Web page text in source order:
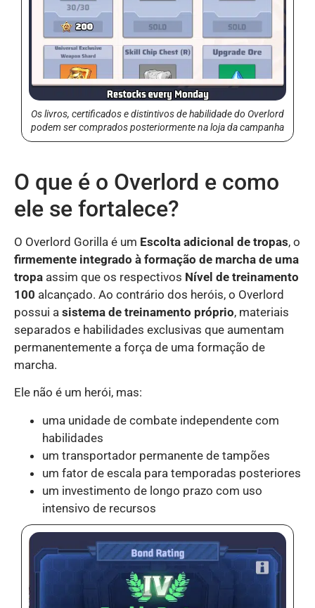
Os livros, certificados e distintivos de habilidade do Overlord
podem ser comprados posteriormente na loja da campanha
O que é o Overlord e como
ele se fortalece?
O Overlord Gorilla é um Escolta adicional de tropas, o
firmemente integrado à formação de marcha de uma
tropa assim que os respectivos Nível de treinamento
100 alcançado. Ao contrário dos heróis, o Overlord
possui a sistema de treinamento próprio, materiais
separados e habilidades exclusivas que aumentam
permanentemente a força de uma formação de
marcha.
Ele não é um herói, mas:
uma unidade de combate independente com
habilidades
um transportador permanente de tampões
um fator de escala para temporadas posteriores
um investimento de longo prazo com uso
intensivo de recursos